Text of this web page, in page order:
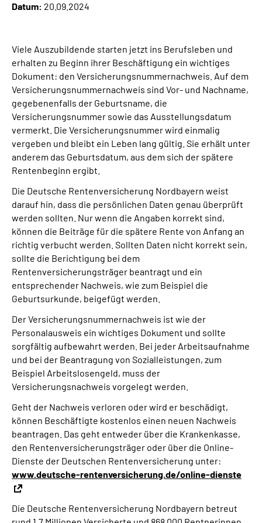
Inhalte in Gebärdensprache (DGS)
Leichte Sprache
Suche
Mein Kundenportal
Datum: 20.09.2024
Viele Auszubildende starten jetzt ins Berufsleben und
erhalten zu Beginn ihrer Beschäftigung ein wichtiges
Dokument: den Versicherungsnummernachweis. Auf dem
Versicherungsnummernachweis sind Vor- und Nachname,
gegebenenfalls der Geburtsname, die
Versicherungsnummer sowie das Ausstellungsdatum
vermerkt. Die Versicherungsnummer wird einmalig
vergeben und bleibt ein Leben lang gültig. Sie erhält unter
anderem das Geburtsdatum, aus dem sich der spätere
Rentenbeginn ergibt.
Die Deutsche Rentenversicherung Nordbayern weist
darauf hin, dass die persönlichen Daten genau überprüft
werden sollten. Nur wenn die Angaben korrekt sind,
können die Beiträge für die spätere Rente von Anfang an
richtig verbucht werden. Sollten Daten nicht korrekt sein,
sollte die Berichtigung bei dem
Rentenversicherungsträger beantragt und ein
entsprechender Nachweis, wie zum Beispiel die
Geburtsurkunde, beigefügt werden.
Der Versicherungsnummernachweis ist wie der
Personalausweis ein wichtiges Dokument und sollte
sorgfältig aufbewahrt werden. Bei jeder Arbeitsaufnahme
und bei der Beantragung von Sozialleistungen, zum
Beispiel Arbeitslosengeld, muss der
Versicherungsnachweis vorgelegt werden.
Geht der Nachweis verloren oder wird er beschädigt,
können Beschäftigte kostenlos einen neuen Nachweis
beantragen. Das geht entweder über die Krankenkasse,
den Rentenversicherungsträger oder über die Online-
Dienste der Deutschen Rentenversicherung unter:
www.deutsche-rentenversicherung.de/online-dienste
Die Deutsche Rentenversicherung Nordbayern betreut